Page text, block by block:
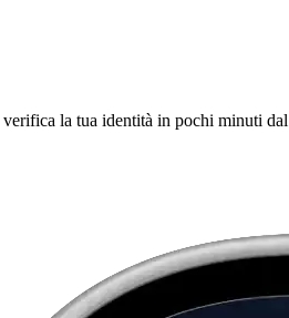
la tua identità in pochi minuti dal